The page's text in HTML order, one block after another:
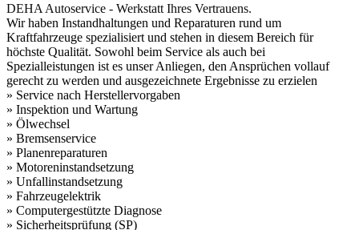
DEHA Autoservice - Werkstatt Ihres Vertrauens.
Wir haben Instandhaltungen und Reparaturen rund um
Kraftfahrzeuge spezialisiert und stehen in diesem Bereich für
höchste Qualität. Sowohl beim Service als auch bei
Spezialleistungen ist es unser Anliegen, den Ansprüchen vollauf
gerecht zu werden und ausgezeichnete Ergebnisse zu erzielen
» Service nach Herstellervorgaben
» Inspektion und Wartung
» Ölwechsel
» Bremsenservice
» Planenreparaturen
» Motoreninstandsetzung
» Unfallinstandsetzung
» Fahrzeugelektrik
» Computergestützte Diagnose
» Sicherheitsprüfung (SP)